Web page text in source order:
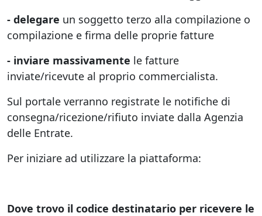
- delegare un soggetto terzo alla compilazione o
compilazione e firma delle proprie fatture
- inviare massivamente le fatture
inviate/ricevute al proprio commercialista.
Sul portale verranno registrate le notifiche di
consegna/ricezione/rifiuto inviate dalla Agenzia
delle Entrate.
Per iniziare ad utilizzare la piattaforma:
Dove trovo il codice destinatario per ricevere le